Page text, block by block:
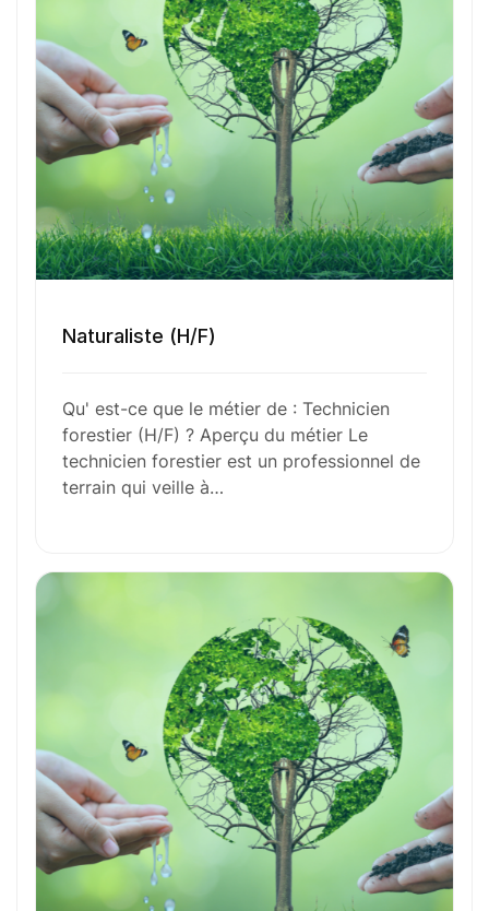
respect des réglementations environnementales et
collabore avec divers acteurs du secteur, comme
les propriétaires fonciers et les autorités locales.
Fonctions Principales
Compétences Requises
Formation et Qualifications
Ces métiers peuvent vous intéresser
Toutes nos fiches métiers
Naturaliste (H/F)
Qu' est-ce que le métier de : Technicien
forestier (H/F) ? Aperçu du métier Le
technicien forestier est un professionnel de
terrain qui veille à…